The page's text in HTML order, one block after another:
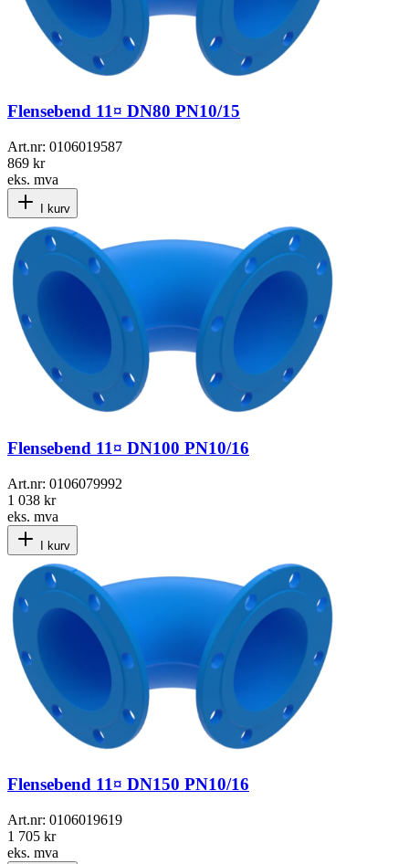
Flensebend 11¤ DN80 PN10/15
Art.nr: 0106019587
869 kr
eks. mva
I kurv
Flensebend 11¤ DN100 PN10/16
Art.nr: 0106079992
1 038 kr
eks. mva
I kurv
Flensebend 11¤ DN150 PN10/16
Art.nr: 0106019619
1 705 kr
eks. mva